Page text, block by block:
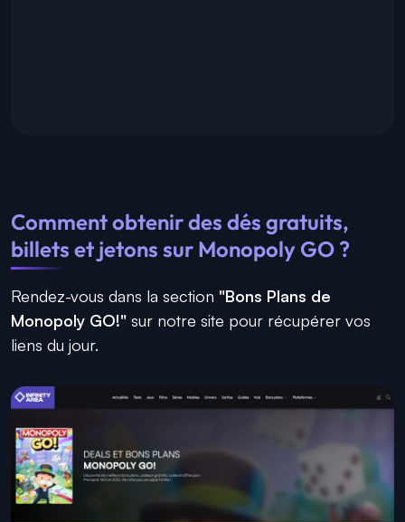
Comment obtenir des dés gratuits,
billets et jetons sur Monopoly GO ?
Rendez-vous dans la section "Bons Plans de
Monopoly GO!" sur notre site pour récupérer vos
liens du jour.